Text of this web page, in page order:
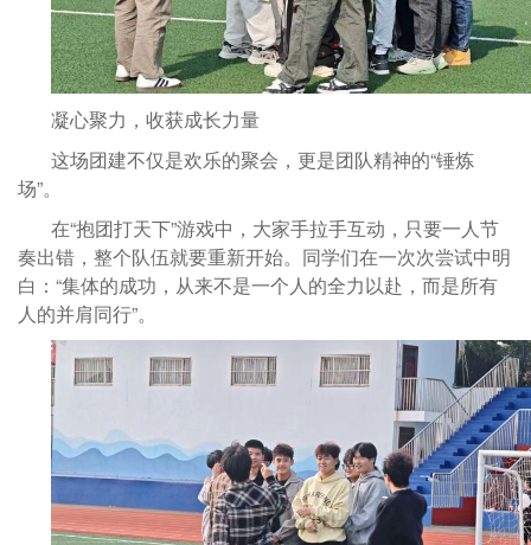
凝心聚力，收获成长力量
这场团建不仅是欢乐的聚会，更是团队精神的“锤炼
场”。
在“抱团打天下”游戏中，大家手拉手互动，只要一人节
奏出错，整个队伍就要重新开始。同学们在一次次尝试中明
白：“集体的成功，从来不是一个人的全力以赴，而是所有
人的并肩同行”。